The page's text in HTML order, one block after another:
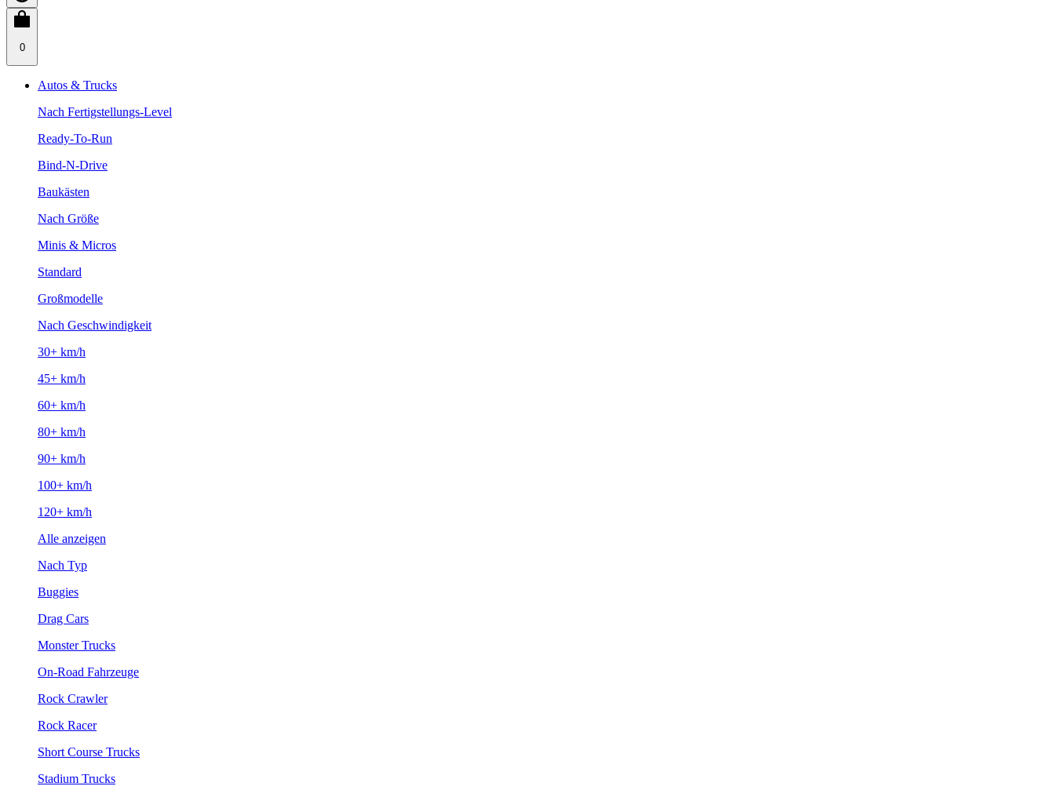
0
Autos & Trucks
Nach Fertigstellungs-Level
Ready-To-Run
Bind-N-Drive
Baukästen
Nach Größe
Minis & Micros
Standard
Großmodelle
Nach Geschwindigkeit
30+ km/h
45+ km/h
60+ km/h
80+ km/h
90+ km/h
100+ km/h
120+ km/h
Alle anzeigen
Nach Typ
Buggies
Drag Cars
Monster Trucks
On-Road Fahrzeuge
Rock Crawler
Rock Racer
Short Course Trucks
Stadium Trucks